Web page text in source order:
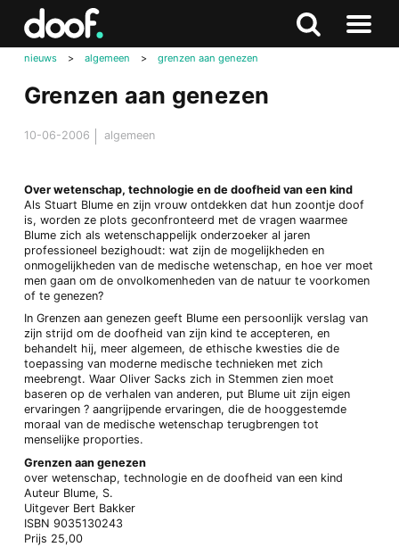
Zoeken
Naar
nieuws > algemeen > grenzen aan genezen
Grenzen aan genezen
10-06-2006 algemeen
Over wetenschap, technologie en de doofheid van een kind
Als Stuart Blume en zijn vrouw ontdekken dat hun zoontje doof
is, worden ze plots geconfronteerd met de vragen waarmee
Blume zich als wetenschappelijk onderzoeker al jaren
professioneel bezighoudt: wat zijn de mogelijkheden en
onmogelijkheden van de medische wetenschap, en hoe ver moet
men gaan om de onvolkomenheden van de natuur te voorkomen
of te genezen?
In Grenzen aan genezen geeft Blume een persoonlijk verslag van
zijn strijd om de doofheid van zijn kind te accepteren, en
behandelt hij, meer algemeen, de ethische kwesties die de
toepassing van moderne medische technieken met zich
meebrengt. Waar Oliver Sacks zich in Stemmen zien moet
baseren op de verhalen van anderen, put Blume uit zijn eigen
ervaringen ? aangrijpende ervaringen, die de hooggestemde
moraal van de medische wetenschap terugbrengen tot
menselijke proporties.
Grenzen aan genezen
over wetenschap, technologie en de doofheid van een kind
Auteur Blume, S.
Uitgever Bert Bakker
ISBN 9035130243
Prijs 25,00
Doof.nl
Zoeken